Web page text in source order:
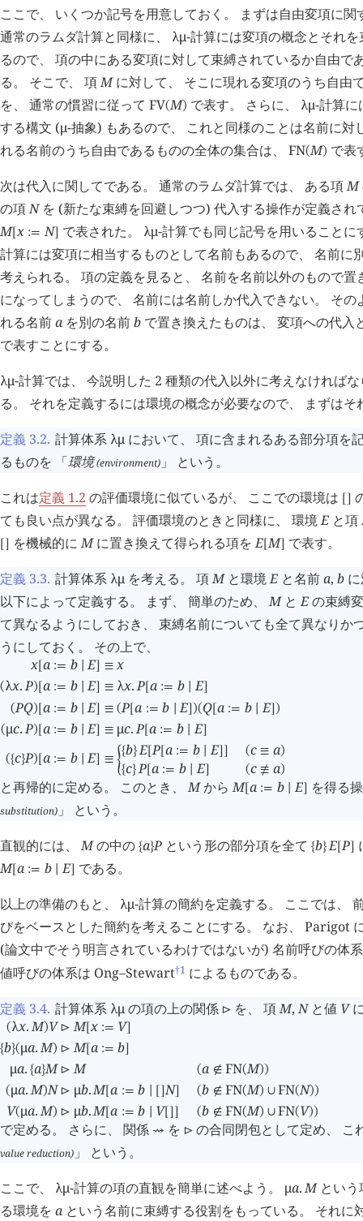
ここで、 いくつか記号を用意しておく。 まずは自由変項に
通常のラムダ計算と同様に、 λμ-計算には変項の概念とそれ
るので、 項の中にある変項に対して束縛されているか自由で
る。 そこで、 項Mに対して、 そこに現れる変項のうち自由
を、 通常の慣習に従って FV(M) で表す。 さらに、 λμ-計算に
する構文 (μ-抽象) もあるので、 これと同様のことは名前に対
れる名前のうち自由であるものの全体の集合は、 FN(M) で表
次は代入に関してである。 通常のラムダ計算では、 ある項M
の項Nを (新たな束縛を回避しつつ) 代入する操作が定義され
M [x := N] で表された。 λμ-計算でも同じ記号を用いること
計算には変項に相当するものとして名前もあるので、 名前に
考えられる。 項の定義を見ると、 名前を名前以外のもので
になってしまうので、 名前には名前しか代入できない。 そ
れる名前a を別の名前b で置き換えたものは、 変項への代入
で表すことにする。
λμ-計算では、 今説明した 2 種類の代入以外に考えなければ
る。 それを定義するには環境の概念が必要なので、 まずはそ
定義 3.2. 計算体系 λμ において、 項に含まれるある部分項を
るものを 「環境(environment) 」 という。
これは定義 1.2 の評価環境に似ているが、 ここでの環境は
ても良い点が異なる。 評価環境のときと同様に、 環境E と項
を機械的にMに置き換えて得られる項をE [M で表す。
定義 3.3. 計算体系 λμ を考える。 項Mと環境E と名前a, b
以下によって定義する。 まず、 簡単のため、MとEの束縛
て異なるようにしておき、 束縛名前についても全て異なりか
うにしておく。 その上で、
x[ a := b E ≡ x
(λx.P) a := b E ≡ λx.P[ a := b E]
(PQ) a := b E ≡ (P [a := b E )(Q [a := b E] )
( μc.P) a := b E ≡ μc.P[ a := b E]
({c}P) a := b E ≡ 󰁮
{b}E[P[ a := b E] (c ≡ a)
{c}P[ a := b E] (c ≢ a)
と再帰的に定める。 このとき、MからM a := b E] を得る
substitution) 」 という。
直観的には、Mの中の {a}P という形の部分項を全て {b}E[P]
M a := b E]
である。
以上の準備のもと、 λμ-計算の簡約を定義する。 ここでは、
びをベースとした簡約を考えることにする。 なお、 Parigot
(論文中でそう明言されているわけではないが) 名前呼びの体
値呼びの体系は Ong–Stewart†1 によるものである。
定義 3.4. 計算体系 λμの項の上の関係 ⊳ を、 項M, Nと値 V
( λx.M)V ⊳ M [x := V
{b}( μa.M) ⊳ M a := b
μa. {a}M ⊳ M (a ∉ FN(M))
( μa.M)N ⊳ μb.M [a := b ]N] (b ∉ FN(M) ∪ FN(N))
V( μa.M) ⊳ μb.M [a := b V[ (b ∉ FN(M) ∪ FN( V))
で定める。 さらに、 関係 ⇝ を ⊳ の合同閉包として定め、 こ
value reduction) 」 という。
ここで、 λμ-計算の項の直観を簡単に述べよう。 μa.Mという
る環境を a という名前に束縛する役割をもっている。 それに